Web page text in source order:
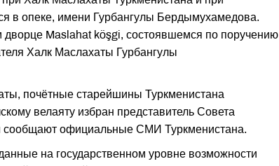
в опеке, имени Гурбангулы Бердымухамедова.
Maslahat köşgi, состоявшемся по поручению
Халк Маслахаты Гурбангулы
почётные старейшины Туркменистана
велаяту избран представитель Совета
сообщают официальные СМИ Туркменистана.
на государственном уровне возможности